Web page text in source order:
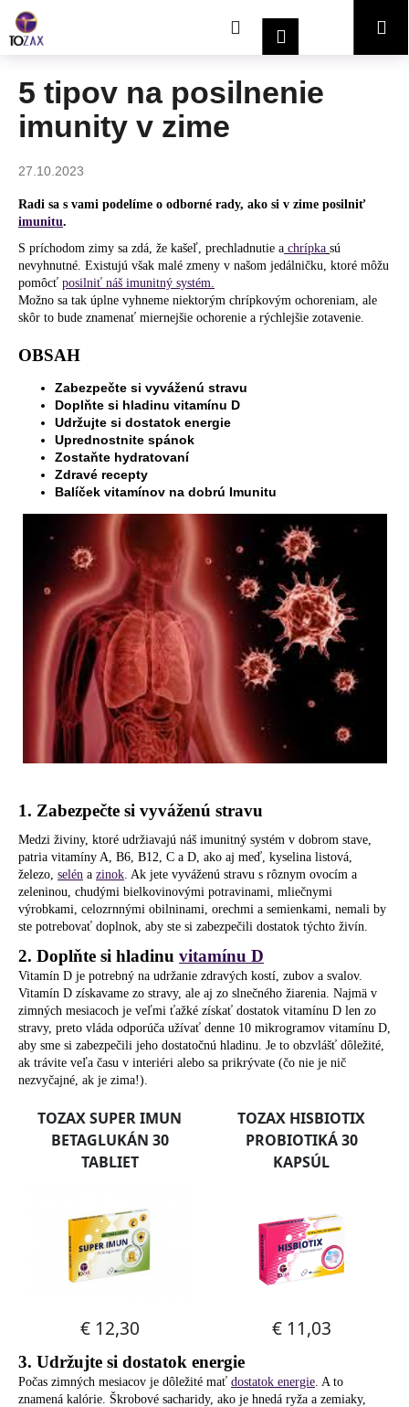
obsah
HľadaťPrihlásenieNákupný
5 tipov na posilnenie
imunity v zime
27.10.2023
Radi sa s vami podelíme o odborné rady, ako si v zime posilniť
imunitu.
S príchodom zimy sa zdá, že kašeľ, prechladnutie a chrípka sú
nevyhnutné. Existujú však malé zmeny v našom jedálničku, ktoré môžu
pomôcť posilniť náš imunitný systém.
Možno sa tak úplne vyhneme niektorým chrípkovým ochoreniam, ale
skôr to bude znamenať miernejšie ochorenie a rýchlejšie zotavenie.
OBSAH
Zabezpečte si vyváženú stravu
Doplňte si hladinu vitamínu D
Udržujte si dostatok energie
Uprednostnite spánok
Zostaňte hydratovaní
Zdravé recepty
Balíček vitamínov na dobrú Imunitu
1. Zabezpečte si vyváženú stravu
Medzi živiny, ktoré udržiavajú náš imunitný systém v dobrom stave,
patria vitamíny A, B6, B12, C a D, ako aj meď, kyselina listová,
železo, selén a zinok. Ak jete vyváženú stravu s rôznym ovocím a
zeleninou, chudými bielkovinovými potravinami, mliečnymi
výrobkami, celozrnnými obilninami, orechmi a semienkami, nemali by
ste potrebovať doplnok, aby ste si zabezpečili dostatok týchto živín.
2. Doplňte si hladinu vitamínu D
Vitamín D je potrebný na udržanie zdravých kostí, zubov a svalov.
Vitamín D získavame zo stravy, ale aj zo slnečného žiarenia. Najmä v
zimných mesiacoch je veľmi ťažké získať dostatok vitamínu D len zo
stravy, preto vláda odporúča užívať denne 10 mikrogramov vitamínu D,
aby sme si zabezpečili jeho dostatočnú hladinu. Je to obzvlášť dôležité,
ak trávite veľa času v interiéri alebo sa prikrývate (čo nie je nič
nezvyčajné, ak je zima!).
3. Udržujte si dostatok energie
Počas zimných mesiacov je dôležité mať dostatok energie . A to
znamená kalórie. Škrobové sacharidy, ako je hnedá ryža a zemiaky,
o
Č
o
o
t
r
e
b
u
j
t
HĽADAŤ
o
ú
č
a
m
e